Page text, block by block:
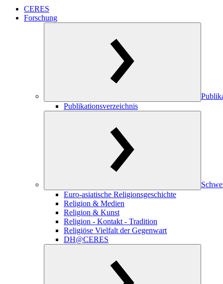
CERES
Forschung
Publikationsverzeichnis
Euro-asiatische Religionsgeschichte
Religion & Medien
Religion & Kunst
Religion - Kontakt - Tradition
Religiöse Vielfalt der Gegenwart
DH@CERES